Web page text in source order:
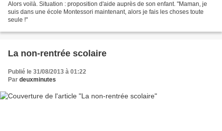
Alors voilà. Situation : proposition d'aide auprès de son enfant. "Maman, je
suis dans une école Montessori maintenant, alors je fais les choses toute
seule !"
La non-rentrée scolaire
Publié le 31/08/2013 à 01:22
Par deuxminutes